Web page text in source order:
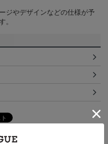
ジやデザインなどの仕様が予
。